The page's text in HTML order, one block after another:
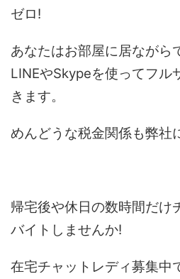
ゼロ!
あなたはお部屋に居ながら
LINEやSkypeを使ってフル
きます。
めんどうな税金関係も弊社
帰宅後や休日の数時間だけ
バイトしませんか!
在宅チャットレディ募集中